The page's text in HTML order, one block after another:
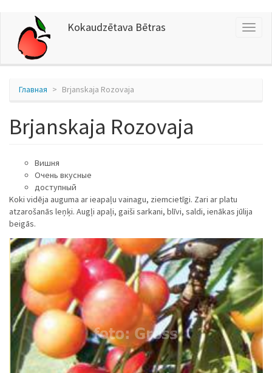
основному
содержанию
Kokaudzētava Bētras
Главная Brjanskaja Rozovaja
Brjanskaja Rozovaja
Bишня
Oчень вкусные
доступный
Koki vidēja auguma ar ieapaļu vainagu, ziemcietīgi. Zari ar platu
atzarošanās leņķi. Augļi apaļi, gaiši sarkani, blīvi, saldi, ienākas jūlija
beigās.